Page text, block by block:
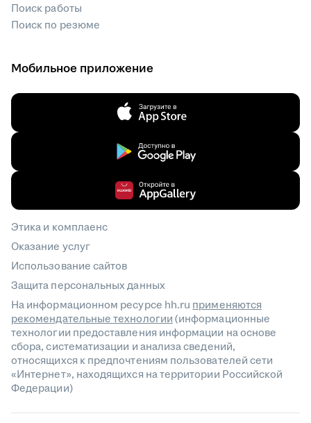
Поиск работы
Поиск по резюме
Мобильное приложение
Этика и комплаенс
Оказание услуг
Использование сайтов
Защита персональных данных
На информационном ресурсе hh.ru применяются
рекомендательные технологии(информационные
технологии предоставления информации на основе
сбора, систематизации и анализа сведений,
относящихся к предпочтениям пользователей сети
«Интернет», находящихся на территории Российской
Федерации)